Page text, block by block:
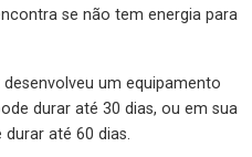
se não tem energia para
um equipamento
durar até 30 dias, ou em sua
até 60 dias.